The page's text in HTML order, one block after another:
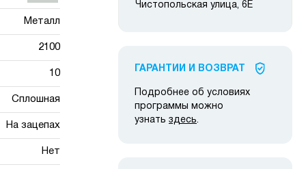
Металл
2100
10
Сплошная
На зацепах
Нет
Чистопольская улица, 6Е
ГАРАНТИИ И ВОЗВРАТ
Подробнее об условиях
программы можно
узнать здесь.